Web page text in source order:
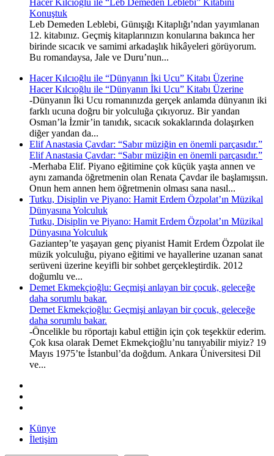
Hacer Kılcıoğlu ile “Leb Demeden Leblebi” Kitabını
Konuştuk
Leb Demeden Leblebi, Günışığı Kitaplığı’ndan yayımlanan
12. kitabınız. Geçmiş kitaplarınızın konularına bakınca her
birinde sıcacık ve samimi arkadaşlık hikâyeleri görüyorum.
Bu romandaysa, Jale ve Duru’nun...
Hacer Kılcıoğlu ile “Dünyanın İki Ucu” Kitabı Üzerine
Hacer Kılcıoğlu ile “Dünyanın İki Ucu” Kitabı Üzerine
-Dünyanın İki Ucu romanınızda gerçek anlamda dünyanın iki
farklı ucuna doğru bir yolculuğa çıkıyoruz. Bir yandan
Osman’la İzmir’in tanıdık, sıcacık sokaklarında dolaşırken
diğer yandan da...
Elif Anastasia Çavdar: “Sabır müziğin en önemli parçasıdır.”
Elif Anastasia Çavdar: “Sabır müziğin en önemli parçasıdır.”
-Merhaba Elif. Piyano eğitimine çok küçük yaşta annen ve
aynı zamanda öğretmenin olan Renata Çavdar ile başlamışsın.
Onun hem annen hem öğretmenin olması sana nasıl...
Tutku, Disiplin ve Piyano: Hamit Erdem Özpolat’ın Müzikal
Dünyasına Yolculuk
Tutku, Disiplin ve Piyano: Hamit Erdem Özpolat’ın Müzikal
Dünyasına Yolculuk
Gaziantep’te yaşayan genç piyanist Hamit Erdem Özpolat ile
müzik yolculuğu, piyano eğitimi ve hayallerine uzanan sanat
serüveni üzerine keyifli bir sohbet gerçekleştirdik. 2012
doğumlu ve...
Demet Ekmekçioğlu: Geçmişi anlayan bir çocuk, geleceğe
daha sorumlu bakar.
Demet Ekmekçioğlu: Geçmişi anlayan bir çocuk, geleceğe
daha sorumlu bakar.
-Öncelikle bu röportajı kabul ettiğin için çok teşekkür ederim.
Çok kısa olarak Demet Ekmekçioğlu’nu tanıyabilir miyiz? 19
Mayıs 1975’te İstanbul’da doğdum. Ankara Üniversitesi Dil
ve...
Künye
İletişim